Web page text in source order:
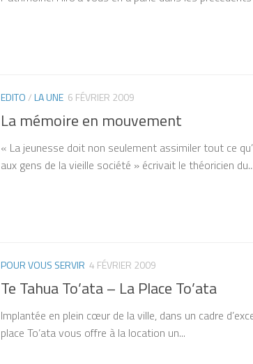
EDITO/LA UNE 6 FÉVRIER 2009
La mémoire en mouvement
« La jeunesse doit non seulement assimiler tout ce
aux gens de la vieille société » écrivait le théoricien du...
POUR VOUS SERVIR 4 FÉVRIER 2009
Te Tahua To’ata – La Place To’ata
Implantée en plein cœur de la ville, dans un cadre
place To’ata vous offre à la location un...